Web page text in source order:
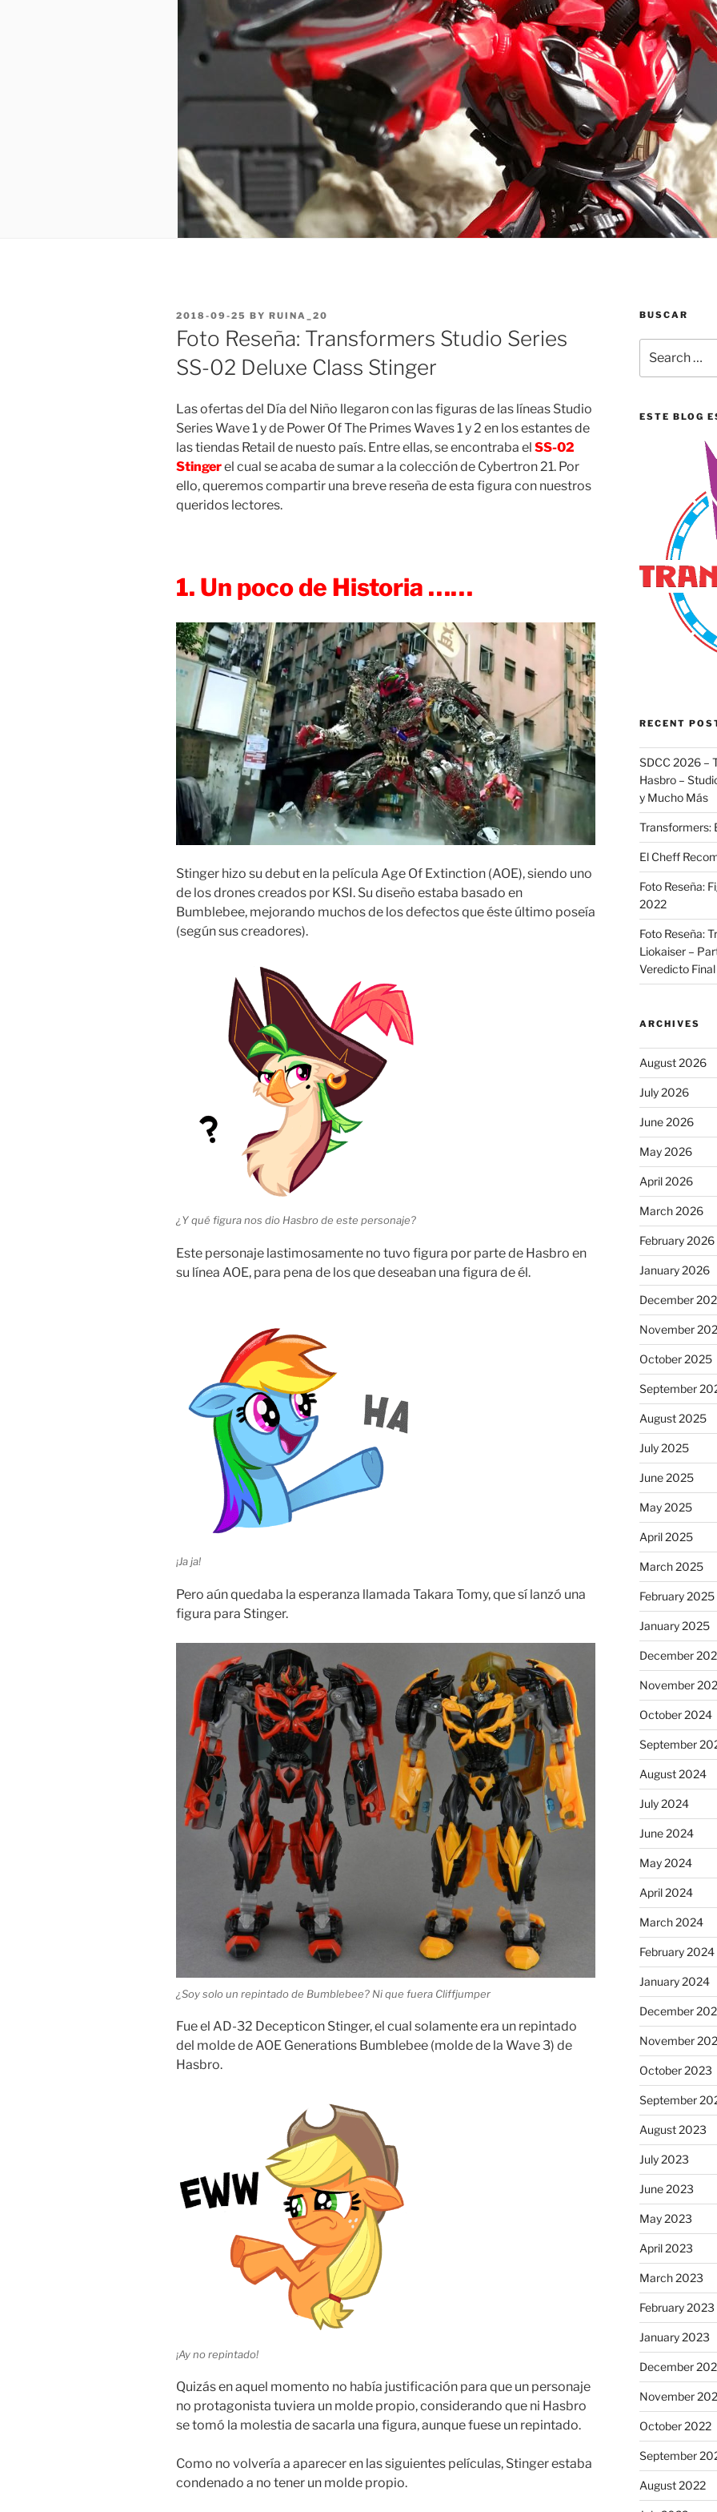
POSTED
ON
2018-09-25 BY RUINA_20
Foto Reseña: Transformers Studio Series
SS-02 Deluxe Class Stinger
Las ofertas del Día del Niño llegaron con las figuras de las líneas Studio
Series Wave 1 y de Power Of The Primes Waves 1 y 2 en los estantes de
las tiendas Retail de nuesto país. Entre ellas, se encontraba el SS-02
Stingerel cual se acaba de sumar a la colección de Cybertron 21. Por
ello, queremos compartir una breve reseña de esta figura con nuestros
queridos lectores.
1. Un poco de Historia ……
Stinger hizo su debut en la película Age Of Extinction (AOE), siendo uno
de los drones creados por KSI. Su diseño estaba basado en
Bumblebee, mejorando muchos de los defectos que éste último poseía
(según sus creadores).
¿Y qué figura nos dio Hasbro de este personaje?
Este personaje lastimosamente no tuvo figura por parte de Hasbro en
su línea AOE, para pena de los que deseaban una figura de él.
¡Ja ja!
Pero aún quedaba la esperanza llamada Takara Tomy, que sí lanzó una
figura para Stinger.
¿Soy solo un repintado de Bumblebee? Ni que fuera Cliffjumper
Fue el AD-32 Decepticon Stinger, el cual solamente era un repintado
del molde de AOE Generations Bumblebee (molde de la Wave 3) de
Hasbro.
¡Ay no repintado!
Quizás en aquel momento no había justificación para que un personaje
no protagonista tuviera un molde propio, considerando que ni Hasbro
se tomó la molestia de sacarla una figura, aunque fuese un repintado.
Como no volvería a aparecer en las siguientes películas, Stinger estaba
condenado a no tener un molde propio.
BUSCAR
for:
ESTE BLOG
RECENT
SDCC 2026 –
Hasbro –
y Mucho Más
Transformers:
El Cheff
Foto Reseña:
2022
Foto Reseña:
Liokaiser –
Veredicto Final
ARCHIVES
August 2026
July 2026
June 2026
May 2026
April 2026
March 2026
February 2026
January 2026
December
November
October 2025
September
August 2025
July 2025
June 2025
May 2025
April 2025
March 2025
February 2025
January 2025
December
November
October 2024
September
August 2024
July 2024
June 2024
May 2024
April 2024
March 2024
February 2024
January 2024
December
November
October 2023
September
August 2023
July 2023
June 2023
May 2023
April 2023
March 2023
February 2023
January 2023
December
November
October 2022
September
August 2022